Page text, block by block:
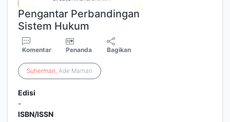
Pengantar Perbandingan
Sistem Hukum
Komentar Penanda Bagikan
Suherman, Ade Maman
Edisi
-
ISBN/ISSN